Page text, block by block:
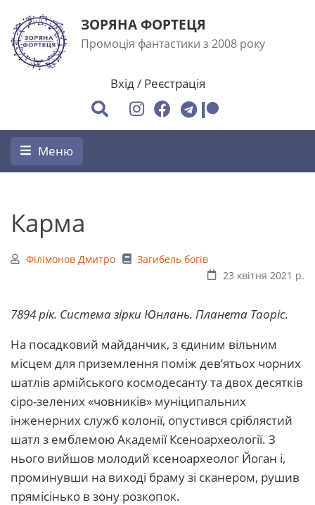
ЗОРЯНА ФОРТЕЦЯ
Промоція фантастики з 2008 року
Вхід/ Реєстрація
Меню
Карма
Філімонов Дмитро
Загибель богів
23 квітня 2021 р.
7894 рік. Система зірки Юнлань. Планета Таоріс.
На посадковий майданчик, з єдиним вільним
місцем для приземлення поміж дев’ятьох чорних
шатлів армійського космодесанту та двох десятків
сіро-зелених «човників» муніципальних
інженерних служб колонії, опустився сріблястий
шатл з емблемою Академії Ксеноархеології. З
нього вийшов молодий ксеноархеолог Йоган і,
проминувши на виході браму зі сканером, рушив
прямісінько в зону розкопок.